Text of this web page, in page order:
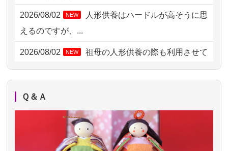
2026/08/01 17:10 東京都の方からお申込み
2026/08/01 11:07
2026/07/31 17:28 栃木県の方からお申込み
2026/07/31 12:32 東京都の方からお申込み
2026/07/31 10:29
2026/07/31 08:41 埼玉県の方からお申込み
2026/07/30 22:27 墨田区の方からお申込み
2026/08/02 NEW
人形供養はハードルが高そうに思
えるのですが、...
2026/08/02 NEW
祖母の人形供養の際も利用させて
いただき安心感がある
供養の内容（料金や送り方等）がとて
も丁寧に説...
Ｑ＆Ａ